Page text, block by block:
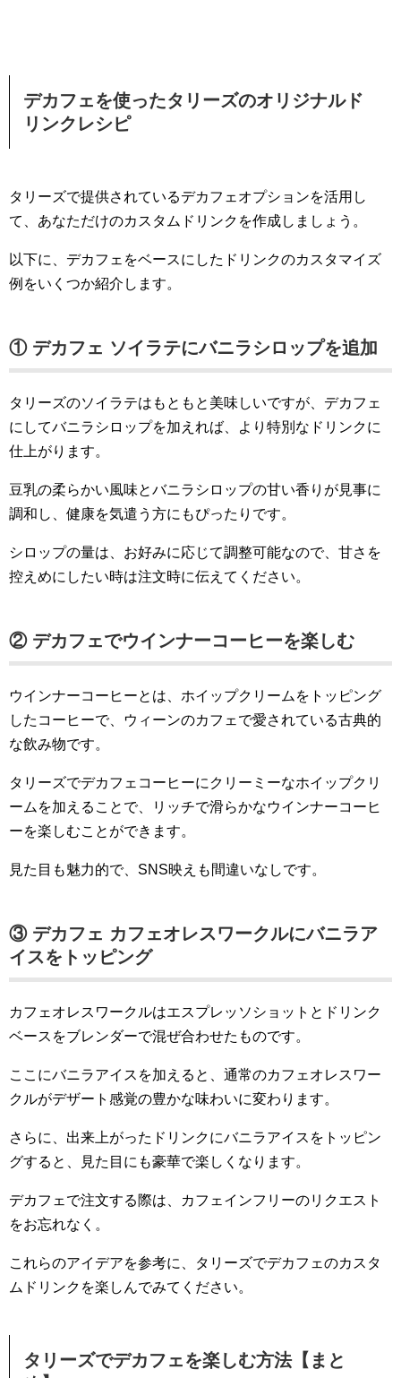
デカフェを使ったタリーズのオリジナルド
リンクレシピ
タリーズで提供されているデカフェオプションを活用し
て、あなただけのカスタムドリンクを作成しましょう。
以下に、デカフェをベースにしたドリンクのカスタマイズ
例をいくつか紹介します。
① デカフェ ソイラテにバニラシロップを追加
タリーズのソイラテはもともと美味しいですが、デカフェ
にしてバニラシロップを加えれば、より特別なドリンクに
仕上がります。
豆乳の柔らかい風味とバニラシロップの甘い香りが見事に
調和し、健康を気遣う方にもぴったりです。
シロップの量は、お好みに応じて調整可能なので、甘さを
控えめにしたい時は注文時に伝えてください。
② デカフェでウインナーコーヒーを楽しむ
ウインナーコーヒーとは、ホイップクリームをトッピング
したコーヒーで、ウィーンのカフェで愛されている古典的
な飲み物です。
タリーズでデカフェコーヒーにクリーミーなホイップクリ
ームを加えることで、リッチで滑らかなウインナーコーヒ
ーを楽しむことができます。
見た目も魅力的で、SNS映えも間違いなしです。
③ デカフェ カフェオレスワークルにバニラア
イスをトッピング
カフェオレスワークルはエスプレッソショットとドリンク
ベースをブレンダーで混ぜ合わせたものです。
ここにバニラアイスを加えると、通常のカフェオレスワー
クルがデザート感覚の豊かな味わいに変わります。
さらに、出来上がったドリンクにバニラアイスをトッピン
グすると、見た目にも豪華で楽しくなります。
デカフェで注文する際は、カフェインフリーのリクエスト
をお忘れなく。
これらのアイデアを参考に、タリーズでデカフェのカスタ
ムドリンクを楽しんでみてください。
タリーズでデカフェを楽しむ方法【まと